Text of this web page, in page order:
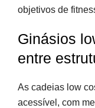
objetivos de
Ginásios
entre
As cadeias low
acessível, com